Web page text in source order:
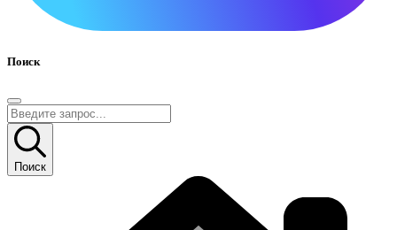
Поиск
Поиск